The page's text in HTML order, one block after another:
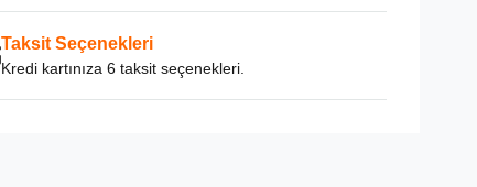
Taksit Seçenekleri
Kredi kartınıza 6 taksit seçenekleri.